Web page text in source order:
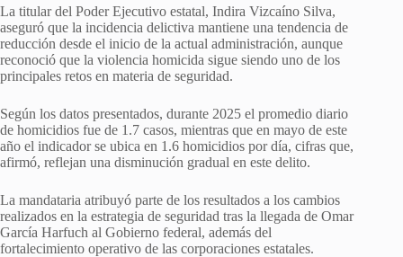
La titular del Poder Ejecutivo estatal, Indira Vizcaíno Silva,
aseguró que la incidencia delictiva mantiene una tendencia de
reducción desde el inicio de la actual administración, aunque
reconoció que la violencia homicida sigue siendo uno de los
principales retos en materia de seguridad.
Según los datos presentados, durante 2025 el promedio diario
de homicidios fue de 1.7 casos, mientras que en mayo de este
año el indicador se ubica en 1.6 homicidios por día, cifras que,
afirmó, reflejan una disminución gradual en este delito.
La mandataria atribuyó parte de los resultados a los cambios
realizados en la estrategia de seguridad tras la llegada de Omar
García Harfuch al Gobierno federal, además del
fortalecimiento operativo de las corporaciones estatales.